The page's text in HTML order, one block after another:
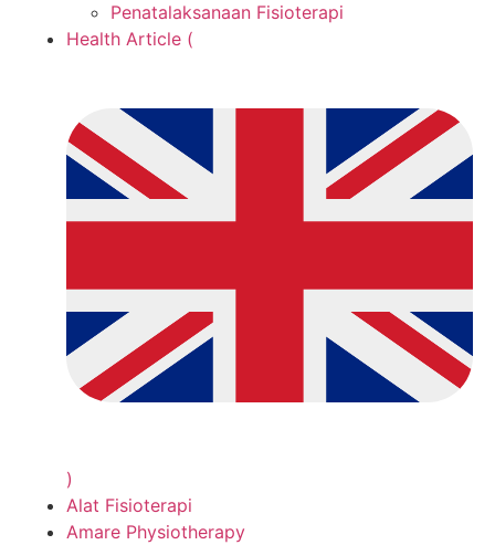
Penatalaksanaan Fisioterapi
Health Article (
)
Alat Fisioterapi
Amare Physiotherapy